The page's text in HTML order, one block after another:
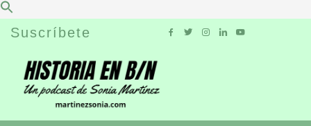
Skip
content
Suscríbete